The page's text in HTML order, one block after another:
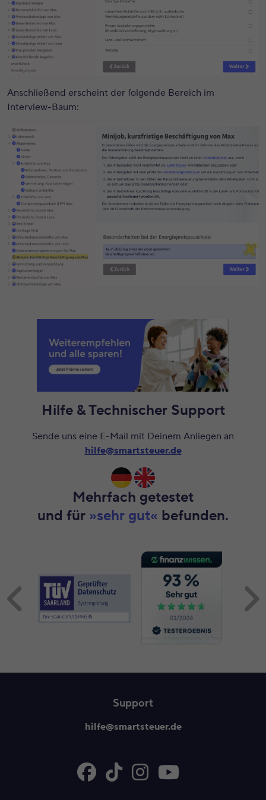
Anschließend erscheint der folgende Bereich im
Interview-Baum:
Hilfe & Technischer Support
Sende uns eine E-Mail mit Deinem Anliegen an
hilfe@smartsteuer.de
Mehrfach getestet
und für »sehr gut« befunden.
Support
hilfe@smartsteuer.de